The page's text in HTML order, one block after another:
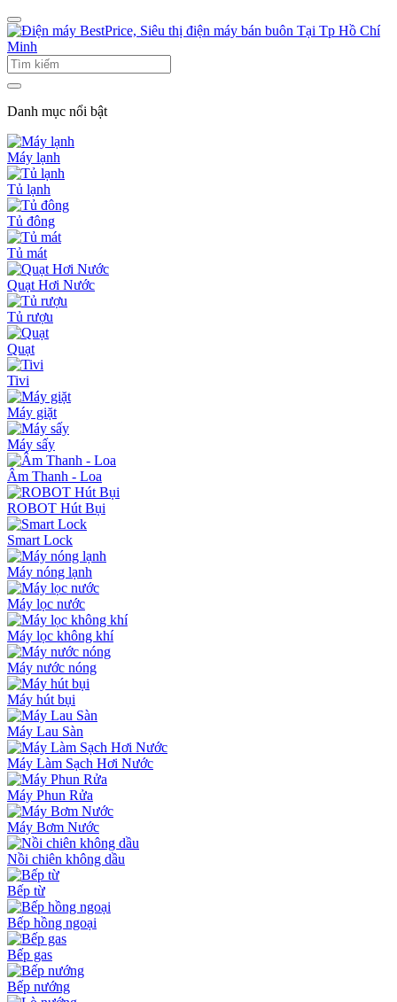
Danh mục nổi bật
Máy lạnh
Tủ lạnh
Tủ đông
Tủ mát
Quạt Hơi Nước
Tủ rượu
Quạt
Tivi
Máy giặt
Máy sấy
Âm Thanh - Loa
ROBOT Hút Bụi
Smart Lock
Máy nóng lạnh
Máy lọc nước
Máy lọc không khí
Máy nước nóng
Máy hút bụi
Máy Lau Sàn
Máy Làm Sạch Hơi Nước
Máy Phun Rửa
Máy Bơm Nước
Nồi chiên không dầu
Bếp từ
Bếp hồng ngoại
Bếp gas
Bếp nướng